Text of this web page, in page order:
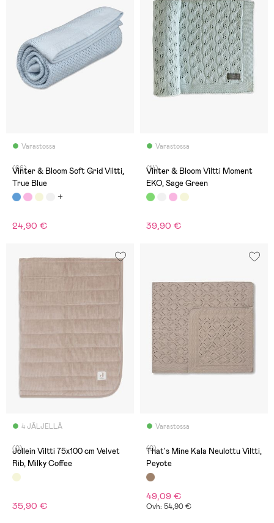
Varastossa
(66)
Vinter & Bloom Soft Grid Viltti,
True Blue
24,90 €
Varastossa
(14)
Vinter & Bloom Viltti Moment
EKO, Sage Green
39,90 €
4 JÄLJELLÄ
(0)
Jollein Viltti 75x100 cm Velvet
Rib, Milky Coffee
35,90 €
Varastossa
(0)
That's Mine Kala Neulottu Viltti,
Peyote
49,09 €
Ovh: 54,90 €